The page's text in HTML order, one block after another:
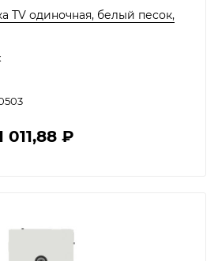
TV одиночная, белый песок,
011,88 ₽